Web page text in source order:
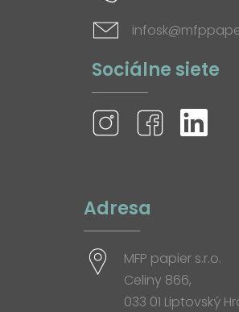
Sociálne siete
Adresa
MFP papier s.r.o.
Celiny 866,
033 01 Liptovský